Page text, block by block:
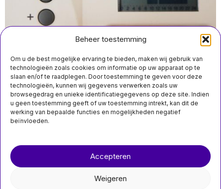
Beheer toestemming
Om u de best mogelijke ervaring te bieden, maken wij gebruik van
technologieën zoals cookies om informatie op uw apparaat op te
slaan en/of te raadplegen. Door toestemming te geven voor deze
technologieën, kunnen wij gegevens verwerken zoals uw
browsegedrag en unieke identificatiegegevens op deze site. Indien
u geen toestemming geeft of uw toestemming intrekt, kan dit de
werking van bepaalde functies en mogelijkheden negatief
beïnvloeden.
Accepteren
Weigeren
augustus 5 19:40
ACM waarschuwt dat de helft van de Nederlandse
huishoudens op stadsverwarming mogelijk hogere
rekeningen krijgt
nieuwsimpuls.online
MIS HET NIET
Donald Trump als
strafzaak
Oud-president Donald
Trump is donderdag